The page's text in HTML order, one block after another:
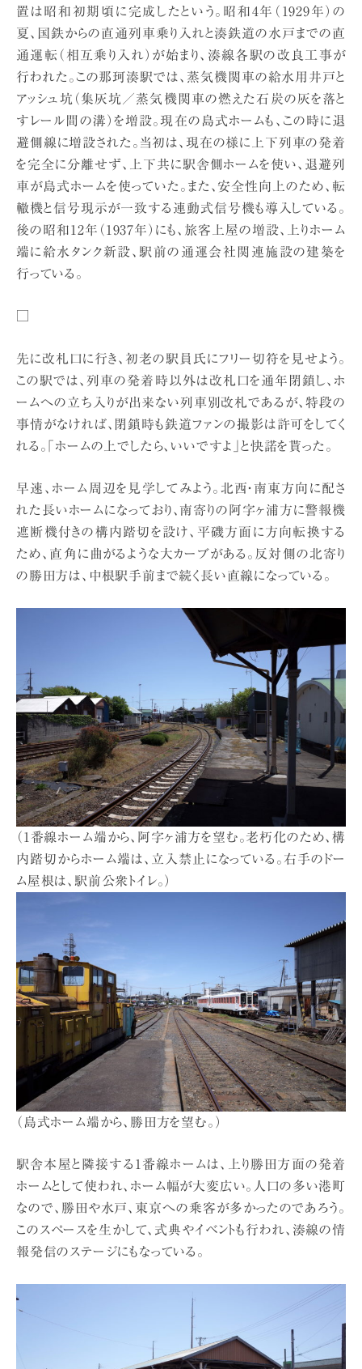
置は昭和初期頃に完成したという。昭和4年（1929年）の
夏、国鉄からの直通列車乗り入れと湊鉄道の水戸までの直
通運転（相互乗り入れ）が始まり、湊線各駅の改良工事が
行われた。この那珂湊駅では、蒸気機関車の給水用井戸と
アッシュ坑（集灰坑／蒸気機関車の燃えた石炭の灰を落と
すレール間の溝）を増設。現在の島式ホームも、この時に退
避側線に増設された。当初は、現在の様に上下列車の発着
を完全に分離せず、上下共に駅舎側ホームを使い、退避列
車が島式ホームを使っていた。また、安全性向上のため、転
轍機と信号現示が一致する連動式信号機も導入している。
後の昭和12年（1937年）にも、旅客上屋の増設、上りホーム
端に給水タンク新設、駅前の通運会社関連施設の建築を
行っている。
先に改札口に行き、初老の駅員氏にフリー切符を見せよう。
この駅では、列車の発着時以外は改札口を通年閉鎖し、ホ
ームへの立ち入りが出来ない列車別改札であるが、特段の
事情がなければ、閉鎖時も鉄道ファンの撮影は許可をしてく
れる。「ホームの上でしたら、いいですよ」と快諾を貰った。
早速、ホーム周辺を見学してみよう。北西・南東方向に配さ
れた長いホームになっており、南寄りの阿字ヶ浦方に警報機
遮断機付きの構内踏切を設け、平磯方面に方向転換する
ため、直角に曲がるような大カーブがある。反対側の北寄り
の勝田方は、中根駅手前まで続く長い直線になっている。
（1番線ホーム端から、阿字ヶ浦方を望む。老朽化のため、構
内踏切からホーム端は、立入禁止になっている。右手のドー
ム屋根は、駅前公衆トイレ。）
（島式ホーム端から、勝田方を望む。）
駅舎本屋と隣接する1番線ホームは、上り勝田方面の発着
ホームとして使われ、ホーム幅が大変広い。人口の多い港町
なので、勝田や水戸、東京への乗客が多かったのであろう。
このスペースを生かして、式典やイベントも行われ、湊線の情
報発信のステージにもなっている。